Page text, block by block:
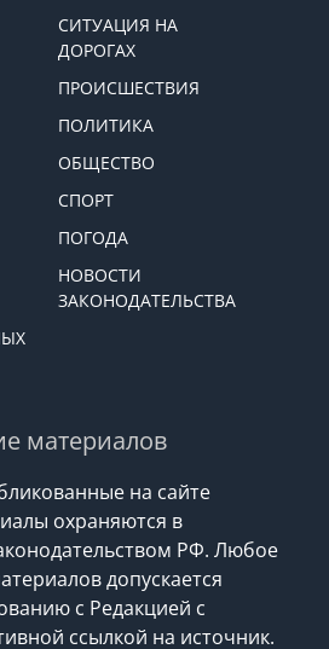
СИТУАЦИЯ НА
ДОРОГАХ
ПРОИСШЕСТВИЯ
ПОЛИТИКА
ОБЩЕСТВО
СПОРТ
ПОГОДА
НОВОСТИ
ЗАКОНОДАТЕЛЬСТВА
материалов
на сайте
охраняются в
РФ. Любое
допускается
с Редакцией с
ссылкой на источник.